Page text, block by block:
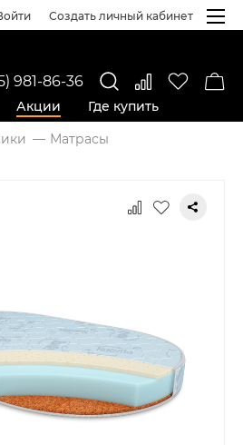
Создать личный кабинет
Акции Где купить
981-86-36
Матрасы